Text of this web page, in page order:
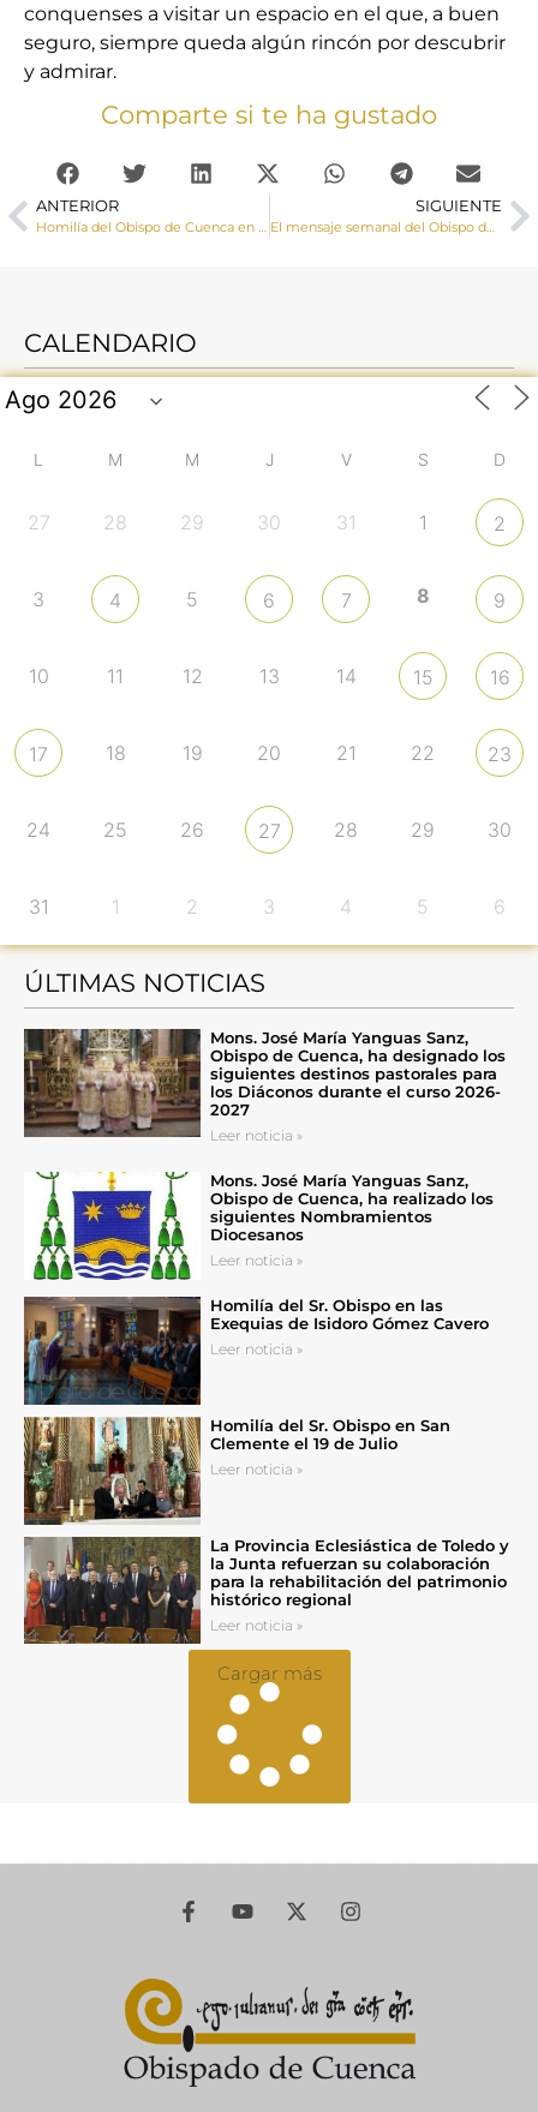
conquenses a visitar un espacio en el que, a buen
seguro, siempre queda algún rincón por descubrir
y admirar.
Comparte si te ha gustado
ANTERIOR
Homilía del Obispo de Cuenca en la Fiesta de Nuestra Señora del Pilar
SIGUIENTE
El mensaje semanal del Obispo de Cuenca. 19 de Octubre de 2018
CALENDARIO
L M M J V S D
27 28 29 30 31 1 2
3 4 5 6 7 8 9
10 11 12 13 14 15 16
17 18 19 20 21 22 23
24 25 26 27 28 29 30
31 1 2 3 4 5 6
ÚLTIMAS NOTICIAS
Mons. José María Yanguas Sanz,
Obispo de Cuenca, ha designado los
siguientes destinos pastorales para
los Diáconos durante el curso 2026-
2027
Leer noticia »
Mons. José María Yanguas Sanz,
Obispo de Cuenca, ha realizado los
siguientes Nombramientos
Diocesanos
Leer noticia »
Homilía del Sr. Obispo en las
Exequias de Isidoro Gómez Cavero
Leer noticia »
Homilía del Sr. Obispo en San
Clemente el 19 de Julio
Leer noticia »
La Provincia Eclesiástica de Toledo y
la Junta refuerzan su colaboración
para la rehabilitación del patrimonio
histórico regional
Leer noticia »
Cargar más